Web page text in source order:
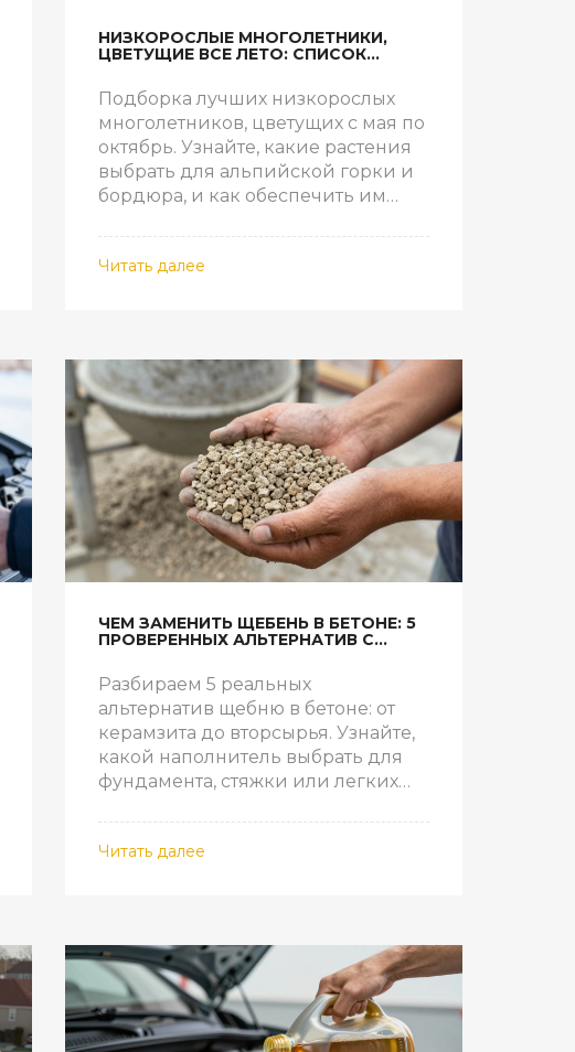
НИЗКОРОСЛЫЕ МНОГОЛЕТНИКИ,
ЦВЕТУЩИЕ ВСЕ ЛЕТО: СПИСОК
Подборка лучших низкорослых
многолетников, цветущих с мая по
октябрь. Узнайте, какие растения
выбрать для альпийской горки и
бордюра, и как обеспечить им
Читать далее
ЧЕМ ЗАМЕНИТЬ ЩЕБЕНЬ В БЕТОНЕ: 5
ПРОВЕРЕННЫХ АЛЬТЕРНАТИВ С
Разбираем 5 реальных
альтернатив щебню в бетоне: от
керамзита до вторсырья. Узнайте,
какой наполнитель выбрать для
фундамента, стяжки или легких
бюджет и повысить
теплоизоляцию.
Читать далее